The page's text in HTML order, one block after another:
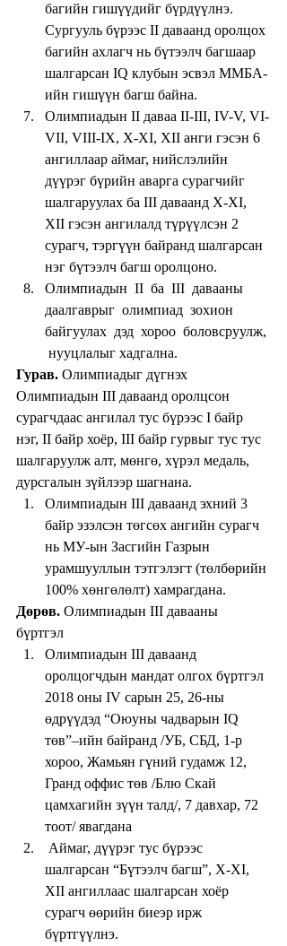
багийн гишүүдийг бүрдүүлнэ.
Сургууль бүрээс II даваанд оролцох
багийн ахлагч нь бүтээлч багшаар
шалгарсан IQ клубын эсвэл ММБА-
ийн гишүүн багш байна.
Олимпиадын II даваа II-III, IV-V, VI-
VII, VIII-IX, X-XI, XII анги гэсэн 6
ангиллаар аймаг, нийслэлийн
дүүрэг бүрийн аварга сурагчийг
шалгаруулах ба III даваанд X-XI,
XII гэсэн ангилалд түрүүлсэн 2
сурагч, тэргүүн байранд шалгарсан
нэг бүтээлч багш оролцоно.
Олимпиадын  II  ба  III  давааны
даалгаврыг  олимпиад  зохион
байгуулах  дэд  хороо  боловсруулж,
нууцлалыг хадгална.
Гурав. Олимпиадыг дүгнэх
Олимпиадын III даваанд оролцсон
сурагчдаас ангилал тус бүрээс I байр
нэг, II байр хоёр, III байр гурвыг тус тус
шалгаруулж алт, мөнгө, хүрэл медаль,
дурсгалын зүйлээр шагнана.
Олимпиадын III даваанд эхний 3
байр эзэлсэн төгсөх ангийн сурагч
нь МУ-ын Засгийн Газрын
урамшууллын тэтгэлэгт (төлбөрийн
100% хөнгөлөлт) хамрагдана.
Дөрөв. Олимпиадын III давааны
бүртгэл
Олимпиадын III даваанд
оролцогчдын мандат олгох бүртгэл
2018 оны IV сарын 25, 26-ны
өдрүүдэд “Оюуны чадварын IQ
төв”–ийн байранд /УБ, СБД, 1-р
хороо, Жамьян гүний гудамж 12,
Гранд оффис төв /Блю Скай
цамхагийн зүүн талд/, 7 давхар, 72
тоот/ явагдана
шалгарсан “Бүтээлч багш”, X-XI,
XII ангиллаас шалгарсан хоёр
сурагч өөрийн биеэр ирж
бүртгүүлнэ.